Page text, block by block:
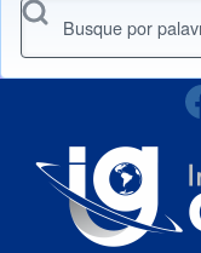
Search